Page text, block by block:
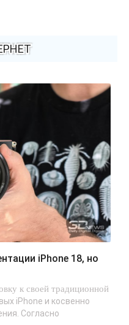
к своей традиционной
iPhone и косвенно
Согласно